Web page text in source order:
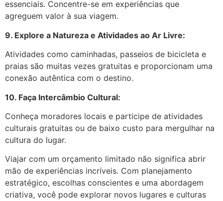
essenciais. Concentre-se em experiências que
agreguem valor à sua viagem.
9. Explore a Natureza e Atividades ao Ar Livre:
Atividades como caminhadas, passeios de bicicleta e
praias são muitas vezes gratuitas e proporcionam uma
conexão autêntica com o destino.
10. Faça Intercâmbio Cultural:
Conheça moradores locais e participe de atividades
culturais gratuitas ou de baixo custo para mergulhar na
cultura do lugar.
Viajar com um orçamento limitado não significa abrir
mão de experiências incríveis. Com planejamento
estratégico, escolhas conscientes e uma abordagem
criativa, você pode explorar novos lugares e culturas